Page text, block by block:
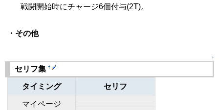
戦闘開始時にチャージ6個付与(2T)。
・その他
↑
セリフ集 †
タイミング セリフ
マイページ